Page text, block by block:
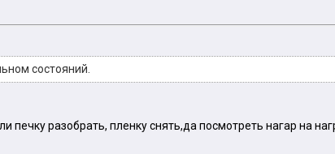
состояний.
печку разобрать, пленку снять,да посмотреть нагар на